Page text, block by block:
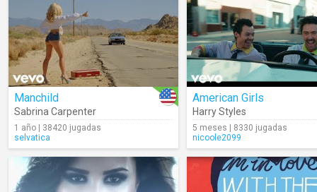
Manchild
Sabrina Carpenter
1 año | 38420 jugadas
selvatica
American Girls
Harry Styles
5 meses | 8330 jugadas
nicoole2099